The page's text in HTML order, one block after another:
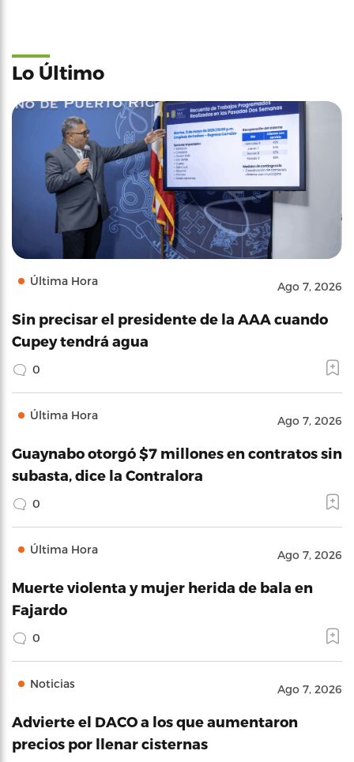
Lo Último
Última Hora Ago 7, 2026
Sin precisar el presidente de la AAA cuando
Cupey tendrá agua
0
Última Hora Ago 7, 2026
Guaynabo otorgó $7 millones en contratos sin
subasta, dice la Contralora
0
Última Hora Ago 7, 2026
Muerte violenta y mujer herida de bala en
Fajardo
0
Noticias Ago 7, 2026
Advierte el DACO a los que aumentaron
precios por llenar cisternas